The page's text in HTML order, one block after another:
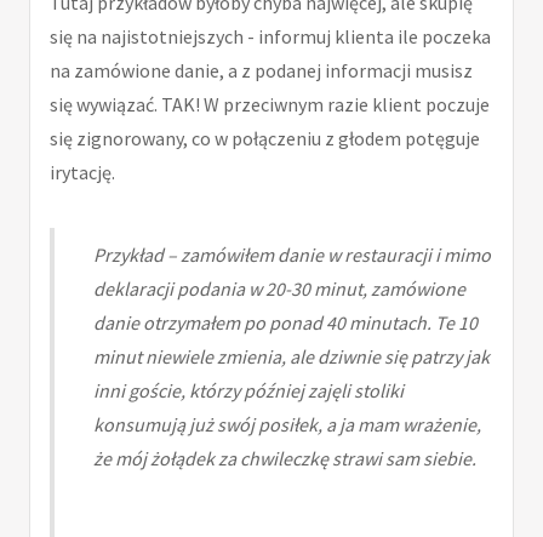
się na najistotniejszych - informuj klienta ile poczeka
na zamówione danie, a z podanej informacji musisz
się wywiązać. TAK! W przeciwnym razie klient poczuje
się zignorowany, co w połączeniu z głodem potęguje
irytację.
Przykład – zamówiłem danie w restauracji i mimo
deklaracji podania w 20-30 minut, zamówione
danie otrzymałem po ponad 40 minutach. Te 10
minut niewiele zmienia, ale dziwnie się patrzy jak
inni goście, którzy później zajęli stoliki
konsumują już swój posiłek, a ja mam wrażenie,
że mój żołądek za chwileczkę strawi sam siebie.